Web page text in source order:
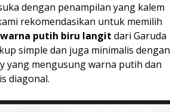
dengan penampilan yang kalem
rekomendasikan untuk memilih
putih biru langit dari Garuda
simple dan juga minimalis dengan
yang mengusung warna putih dan
diagonal.